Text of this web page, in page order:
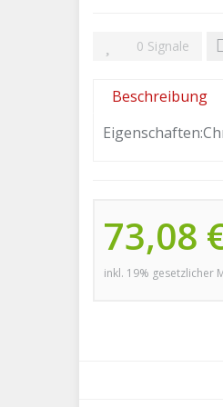
0 Signale
Beschreibung
73,08
inkl. 19% gesetzlicher